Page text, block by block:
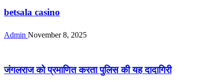
betsala casino
Admin November 8, 2025
जंगलराज को प्रमाणित करता पुलिस की यह दादागिरी